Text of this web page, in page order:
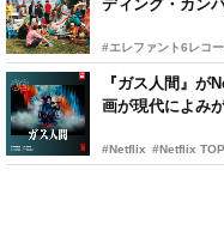
ディング・カン
#エレファント6レコ
『ガス人間』が
画が現代によみ
#Netflix #Netflix